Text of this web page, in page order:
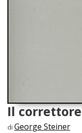
Il correttore
di George Steiner